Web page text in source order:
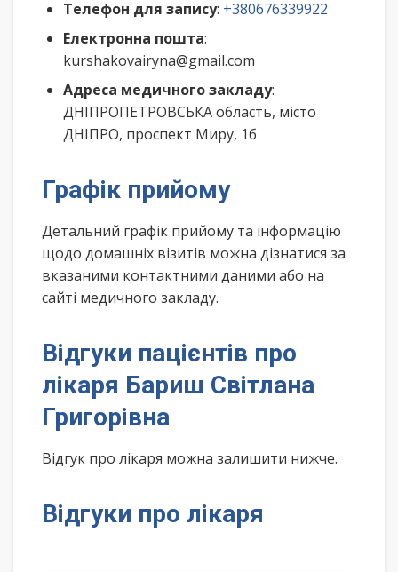
Телефон для запису: +380676339922
Електронна пошта:
kurshakovairyna@gmail.com
Адреса медичного закладу:
ДНІПРОПЕТРОВСЬКА область, місто
ДНІПРО, проспект Миру, 1б
Графік прийому
Детальний графік прийому та інформацію
щодо домашніх візитів можна дізнатися за
вказаними контактними даними або на
сайті медичного закладу.
Відгуки пацієнтів про
лікаря Бариш Світлана
Григорівна
Відгук про лікаря можна залишити нижче.
Відгуки про лікаря